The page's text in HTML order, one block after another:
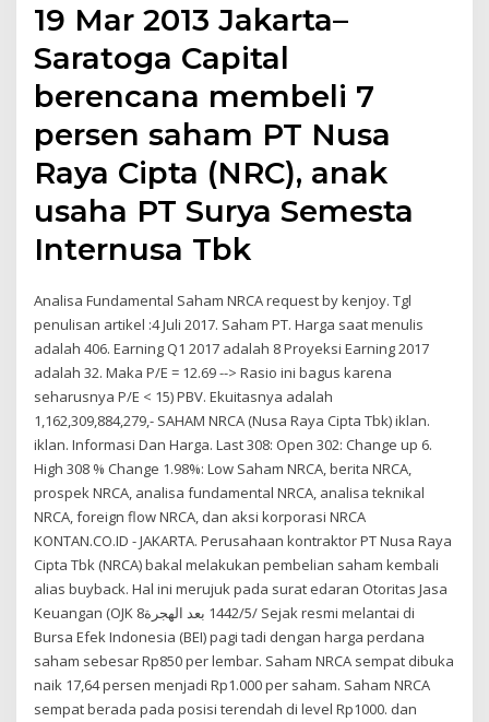
19 Mar 2013 Jakarta–
Saratoga Capital
berencana membeli 7
persen saham PT Nusa
Raya Cipta (NRC), anak
usaha PT Surya Semesta
Internusa Tbk
Analisa Fundamental Saham NRCA request by kenjoy. Tgl
penulisan artikel :4 Juli 2017. Saham PT. Harga saat menulis
adalah 406. Earning Q1 2017 adalah 8 Proyeksi Earning 2017
adalah 32. Maka P/E = 12.69 --> Rasio ini bagus karena
seharusnya P/E < 15) PBV. Ekuitasnya adalah
1,162,309,884,279,- SAHAM NRCA (Nusa Raya Cipta Tbk) iklan.
iklan. Informasi Dan Harga. Last 308: Open 302: Change up 6.
High 308 % Change 1.98%: Low Saham NRCA, berita NRCA,
prospek NRCA, analisa fundamental NRCA, analisa teknikal
NRCA, foreign flow NRCA, dan aksi korporasi NRCA
KONTAN.CO.ID - JAKARTA. Perusahaan kontraktor PT Nusa Raya
Cipta Tbk (NRCA) bakal melakukan pembelian saham kembali
alias buyback. Hal ini merujuk pada surat edaran Otoritas Jasa
Keuangan (OJK 8‏‏/5‏‏/1442 بعد الهجرة Sejak resmi melantai di
Bursa Efek Indonesia (BEI) pagi tadi dengan harga perdana
saham sebesar Rp850 per lembar. Saham NRCA sempat dibuka
naik 17,64 persen menjadi Rp1.000 per saham. Saham NRCA
sempat berada pada posisi terendah di level Rp1000. dan